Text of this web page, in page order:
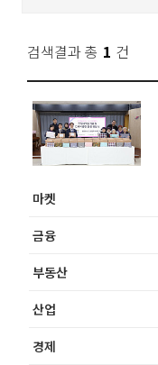
검색결과 총 1 건
마켓
금융
부동산
산업
경제